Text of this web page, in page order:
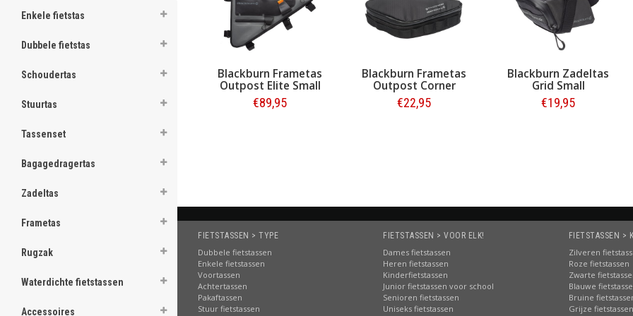
Enkele fietstas
Dubbele fietstas
Schoudertas
Stuurtas
Tassenset
Bagagedragertas
Zadeltas
Frametas
Rugzak
Waterdichte fietstassen
Accessoires
ghost
.
.
Blackburn Frametas
Outpost Elite Small
€89,95
Blackburn Frametas
Outpost Corner
€22,95
Blackburn Zadeltas
Grid Small
€19,95
FIETSTASSEN > TYPE
Dubbele fietstassen
Enkele fietstassen
Voortassen
Achtertassen
Pakaftassen
Stuur fietstassen
FIETSTASSEN > VOOR ELK!
Dames fietstassen
Heren fietstassen
Kinderfietstassen
Junior fietstassen voor school
Senioren fietstassen
Uniseks fietstassen
FIETSTASSEN >
Zilveren
Roze fietstassen
Zwarte
Blauwe
Bruine
Grijze fietstassen